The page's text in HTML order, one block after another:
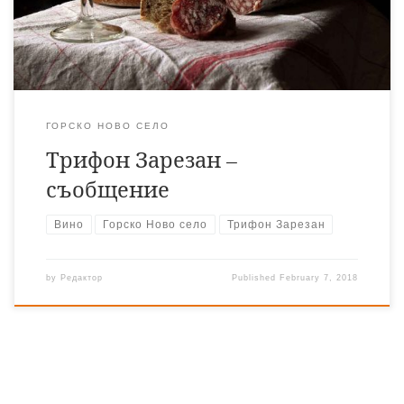
ГОРСКО НОВО СЕЛО
Трифон Зарезан –
съобщение
Вино Горско Ново село Трифон Зарезан
by Редактор Published February 7, 2018